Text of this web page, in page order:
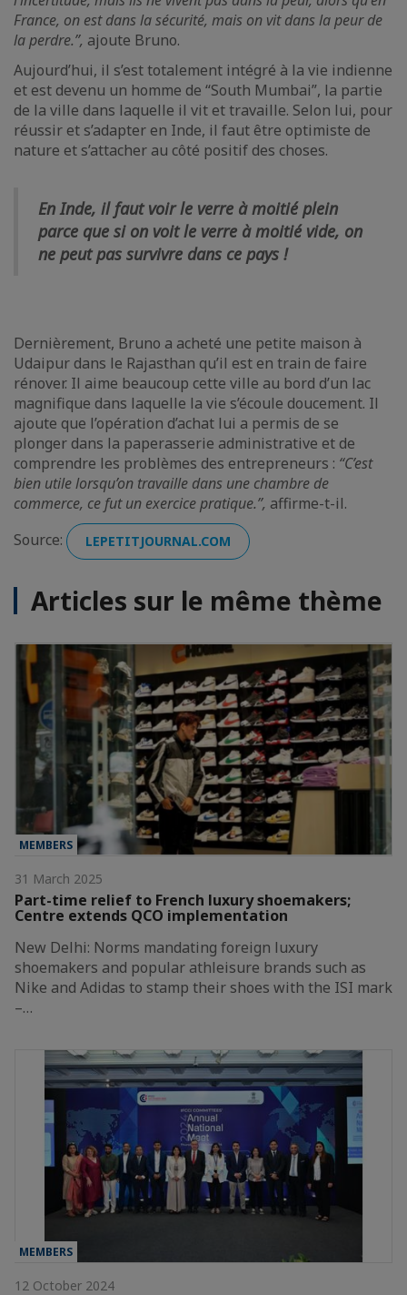
France, on est dans la sécurité, mais on vit dans la peur de
la perdre.”, ajoute Bruno.
Aujourd’hui, il s’est totalement intégré à la vie indienne
et est devenu un homme de “South Mumbai”, la partie
de la ville dans laquelle il vit et travaille. Selon lui, pour
réussir et s’adapter en Inde, il faut être optimiste de
nature et s’attacher au côté positif des choses.
En Inde, il faut voir le verre à moitié plein
parce que si on voit le verre à moitié vide, on
ne peut pas survivre dans ce pays !
Dernièrement, Bruno a acheté une petite maison à
Udaipur dans le Rajasthan qu’il est en train de faire
rénover. Il aime beaucoup cette ville au bord d’un lac
magnifique dans laquelle la vie s’écoule doucement. Il
ajoute que l’opération d’achat lui a permis de se
plonger dans la paperasserie administrative et de
comprendre les problèmes des entrepreneurs : “C’est
bien utile lorsqu’on travaille dans une chambre de
commerce, ce fut un exercice pratique.”, affirme-t-il.
Source:
LEPETITJOURNAL.COM
Articles sur le même thème
MEMBERS
31 March 2025
Part-time relief to French luxury shoemakers;
Centre extends QCO implementation
New Delhi: Norms mandating foreign luxury
shoemakers and popular athleisure brands such as
Nike and Adidas to stamp their shoes with the ISI mark
–…
MEMBERS
12 October 2024